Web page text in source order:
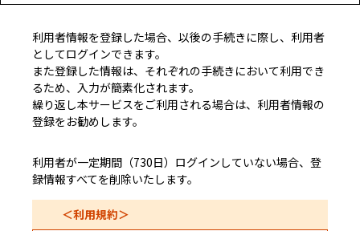
利用者情報を登録した場合、以後の手続きに際し、利用者
としてログインできます。
また登録した情報は、それぞれの手続きにおいて利用でき
るため、入力が簡素化されます。
繰り返し本サービスをご利用される場合は、利用者情報の
登録をお勧めします。
利用者が一定期間（730日）ログインしていない場合、登
録情報すべてを削除いたします。
＜利用規約＞